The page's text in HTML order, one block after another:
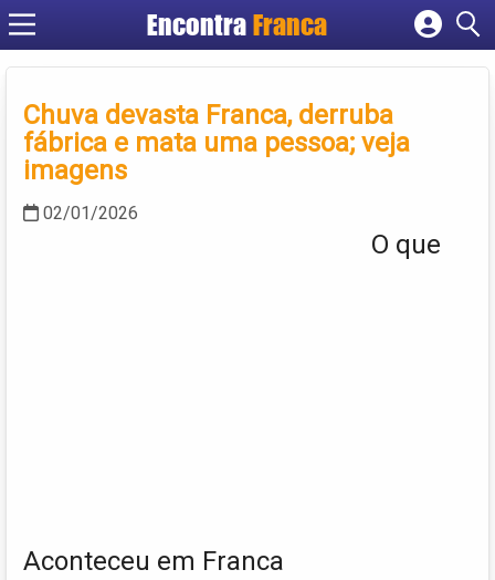
Encontra Franca
Cadastrar empresa
Criar conta
Chuva devasta Franca, derruba
fábrica e mata uma pessoa; veja
imagens
02/01/2026
O que
Aconteceu em Franca